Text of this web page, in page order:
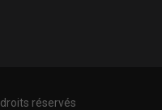
réservés